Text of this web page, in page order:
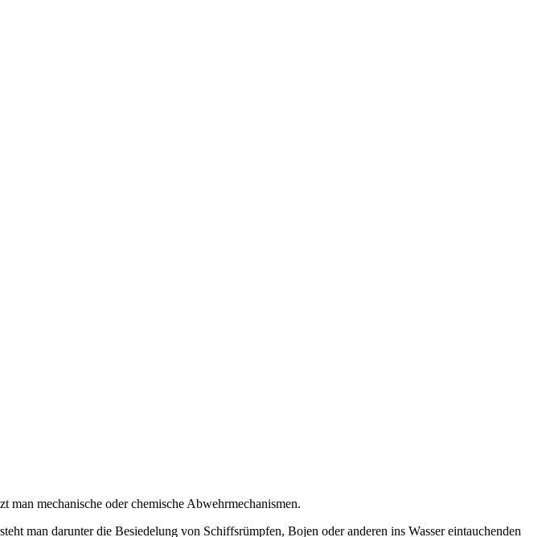
mechanische oder chemische Abwehrmechanismen.
man darunter die Besiedelung von Schiffsrümpfen, Bojen oder anderen ins Wasser eintauchenden